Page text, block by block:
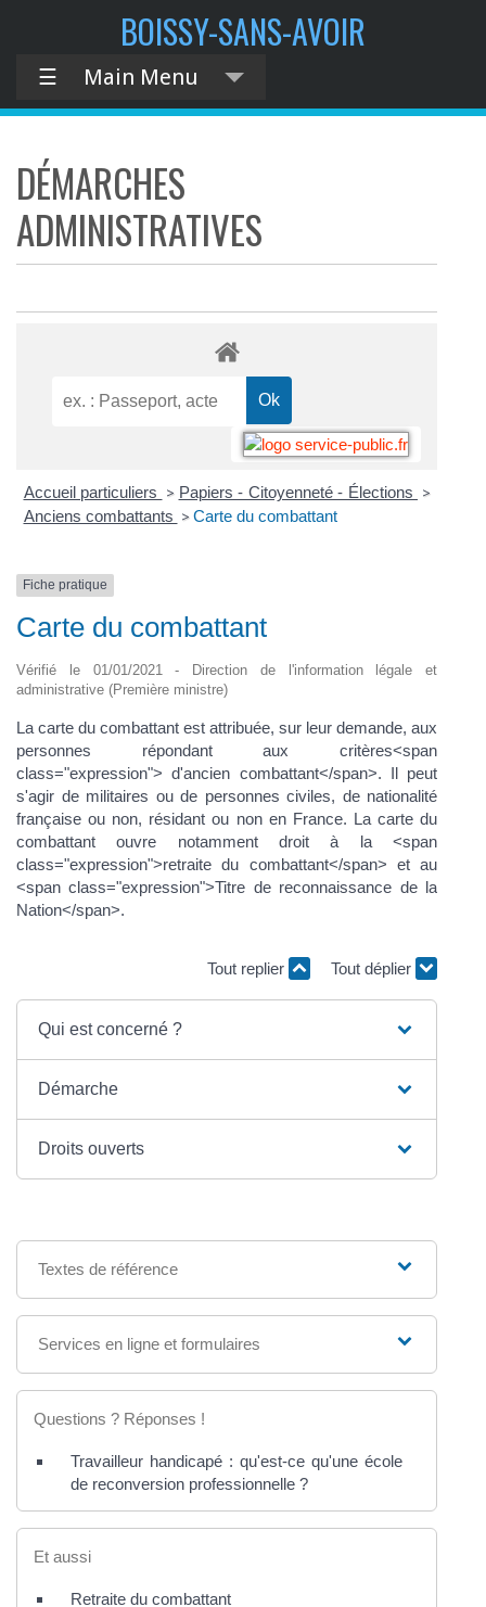
BOISSY-SANS-AVOIR
☰ Main Menu
DÉMARCHES
ADMINISTRATIVES
Accueil particuliers > Papiers - Citoyenneté - Élections >
Anciens combattants > Carte du combattant
Fiche pratique
Carte du combattant
Vérifié le 01/01/2021 - Direction de l'information légale et
administrative (Première ministre)
La carte du combattant est attribuée, sur leur demande, aux
personnes répondant aux critères<span
class="expression"> d'ancien combattant</span>. Il peut
s'agir de militaires ou de personnes civiles, de nationalité
française ou non, résidant ou non en France. La carte du
combattant ouvre notamment droit à la <span
class="expression">retraite du combattant</span> et au
<span class="expression">Titre de reconnaissance de la
Nation</span>.
Tout replier Tout déplier
Qui est concerné ?
Démarche
Droits ouverts
Textes de référence
Services en ligne et formulaires
Questions ? Réponses !
Travailleur handicapé : qu'est-ce qu'une école
de reconversion professionnelle ?
Et aussi
Retraite du combattant